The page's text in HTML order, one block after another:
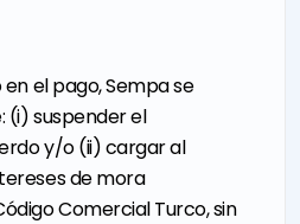
el pago, Sempa se
(i) suspender el
y/o (ii) cargar al
de mora
Comercial Turco, sin